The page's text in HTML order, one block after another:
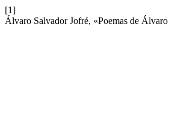
[1]
Álvaro Salvador Jofré, «Poemas de